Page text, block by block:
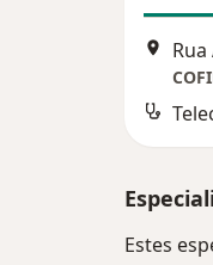
Estes